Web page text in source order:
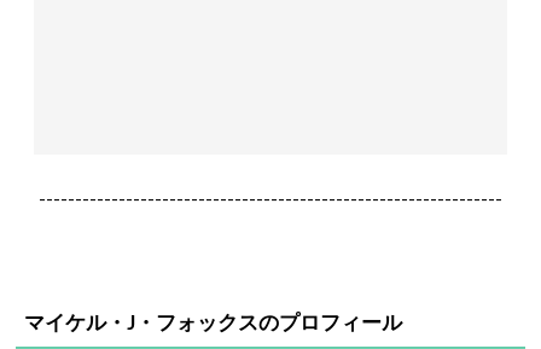
----------------------------------------------------------------
マイケル・J・フォックスのプロフィール